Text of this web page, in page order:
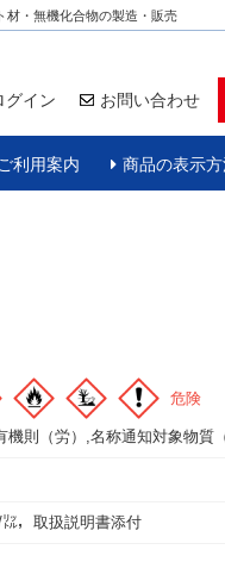
材・無機化合物の製造・販売
グイン お問い合わせ
ご利用案内 商品の表示
危険
則（労）,名称通知対象物質
，取扱説明書添付